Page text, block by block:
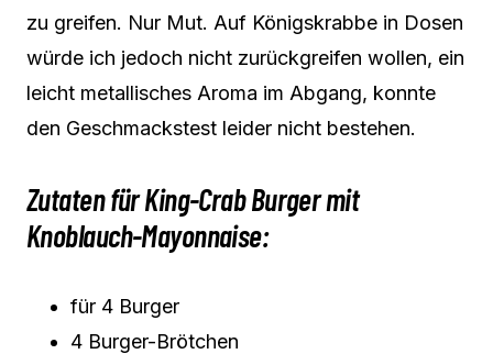
zu greifen. Nur Mut. Auf Königskrabbe in Dosen
würde ich jedoch nicht zurückgreifen wollen, ein
leicht metallisches Aroma im Abgang, konnte
den Geschmackstest leider nicht bestehen.
Zutaten für King-Crab Burger mit
Knoblauch-Mayonnaise:
für 4 Burger
4 Burger-Brötchen